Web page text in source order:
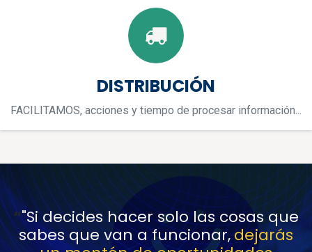
DISTRIBUCIÓN
FACILITAMOS, acciones y tiempo de procesar información...
“"Si decides hacer solo las cosas que
sabes que van a funcionar,dejarás